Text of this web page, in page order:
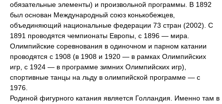
обязательные элементы) и произвольной программы. В 1892
был основан Международный союз конькобежцев,
объединяющий национальные федерации 73 стран (2002). С
1891 проводятся чемпионаты Европы, с 1896 — мира.
Олимпийские соревнования в одиночном и парном катании
проводятся с 1908 (в 1908 и 1920 — в рамках Олимпийских
игр, с 1924 — в программе зимних Олимпийских игр),
спортивные танцы на льду в олимпийской программе — с
1976.
Родиной фигурного катания является Голландия. Именно там в